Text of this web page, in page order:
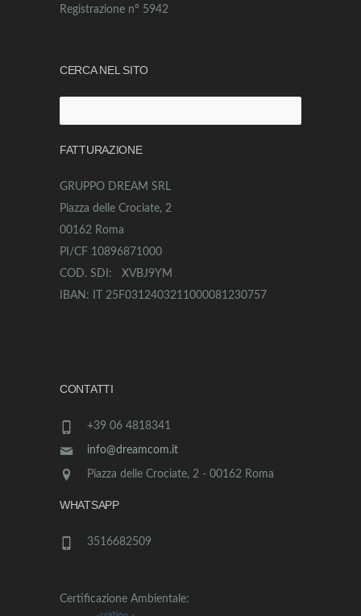
Registrazione n° 5942
CERCA NEL SITO
per:
FATTURAZIONE
GRUPPO DREAM SRL
Piazza delle Crociate, 2
00162 Roma
PI/CF 10896871000
COD. SDI: XVBJ9YM
IBAN: IT 25F0312403211000081230757
CONTATTI
+39 06 4818341
info@dreamcom.it
Piazza delle Crociate, 2 - 00162 Roma
WHATSAPP
3516682509
Certificazione Ambientale: